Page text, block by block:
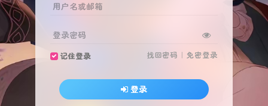
用户名或邮箱
登录密码
记住登录 找回密码 | 免密登录
登录